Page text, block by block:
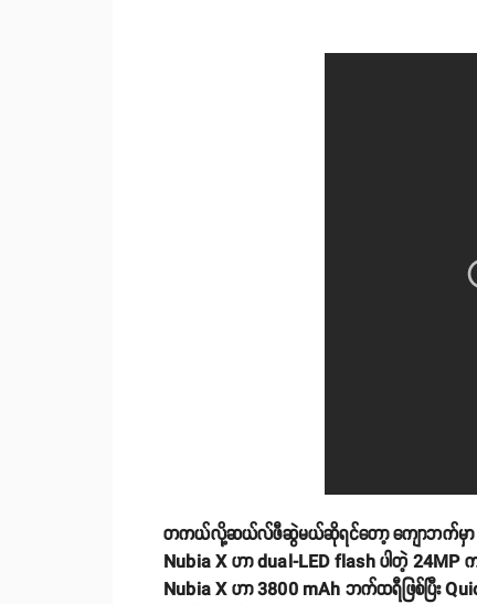
တကယ်လို့ဆယ်လ်ဖီဆွဲမယ်ဆိုရင်တော့ ကျောဘက်မှာ ပ
Nubia X ဟာ dual-LED flash ပါတဲ့ 24MP
Nubia X ဟာ 3800 mAh ဘက်ထရီဖြစ်ပြီး